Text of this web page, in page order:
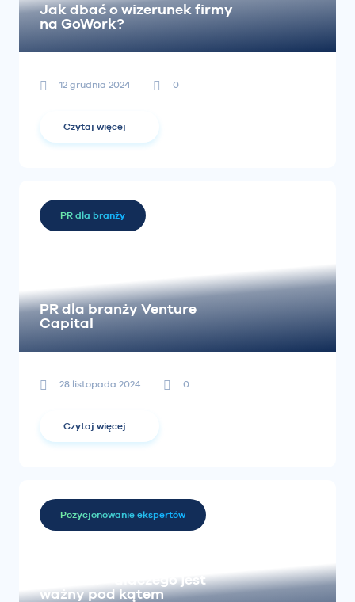
Jak dbać o wizerunek firmy
na GoWork?
12 grudnia 2024 0
Czytaj więcej
PR dla branży
PR dla branży Venture
Capital
28 listopada 2024 0
Czytaj więcej
Pozycjonowanie ekspertów
LinkedIn – dlaczego jest
ważny pod kątem